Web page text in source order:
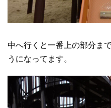
中へ行くと一番上の部分ま
うになってます。